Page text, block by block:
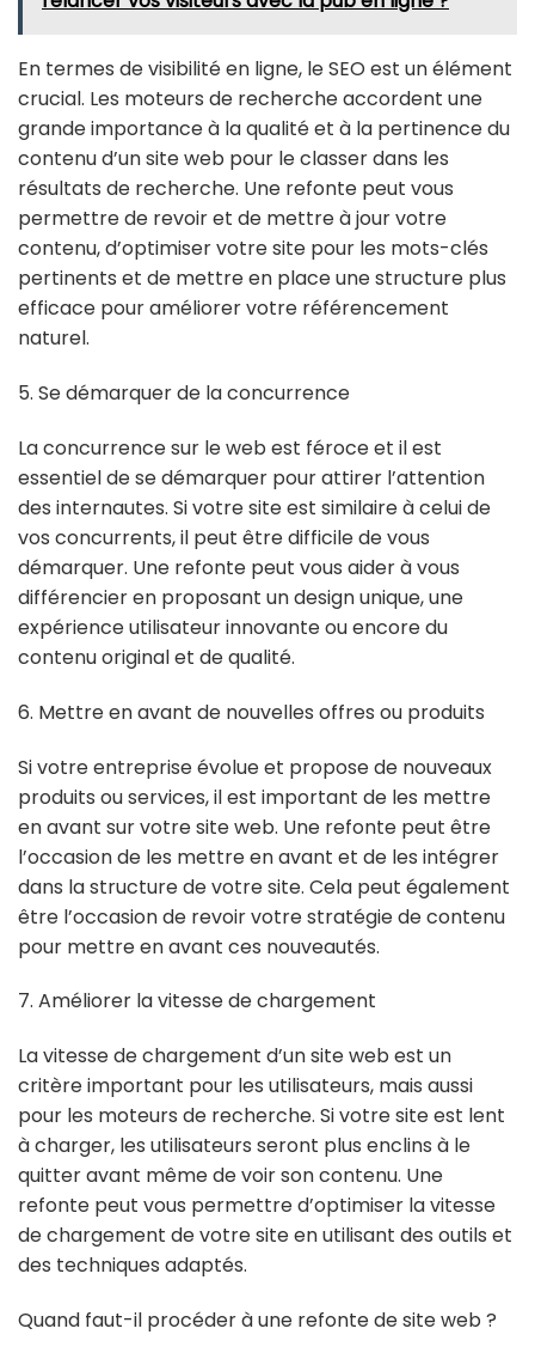
En termes de visibilité en ligne, le SEO est un élément
crucial. Les moteurs de recherche accordent une
grande importance à la qualité et à la pertinence du
contenu d’un site web pour le classer dans les
résultats de recherche. Une refonte peut vous
permettre de revoir et de mettre à jour votre
contenu, d’optimiser votre site pour les mots-clés
pertinents et de mettre en place une structure plus
efficace pour améliorer votre référencement
naturel.
5. Se démarquer de la concurrence
La concurrence sur le web est féroce et il est
essentiel de se démarquer pour attirer l’attention
des internautes. Si votre site est similaire à celui de
vos concurrents, il peut être difficile de vous
démarquer. Une refonte peut vous aider à vous
différencier en proposant un design unique, une
expérience utilisateur innovante ou encore du
contenu original et de qualité.
6. Mettre en avant de nouvelles offres ou produits
Si votre entreprise évolue et propose de nouveaux
produits ou services, il est important de les mettre
en avant sur votre site web. Une refonte peut être
l’occasion de les mettre en avant et de les intégrer
dans la structure de votre site. Cela peut également
être l’occasion de revoir votre stratégie de contenu
pour mettre en avant ces nouveautés.
7. Améliorer la vitesse de chargement
La vitesse de chargement d’un site web est un
critère important pour les utilisateurs, mais aussi
pour les moteurs de recherche. Si votre site est lent
à charger, les utilisateurs seront plus enclins à le
quitter avant même de voir son contenu. Une
refonte peut vous permettre d’optimiser la vitesse
de chargement de votre site en utilisant des outils et
des techniques adaptés.
Quand faut-il procéder à une refonte de site web ?